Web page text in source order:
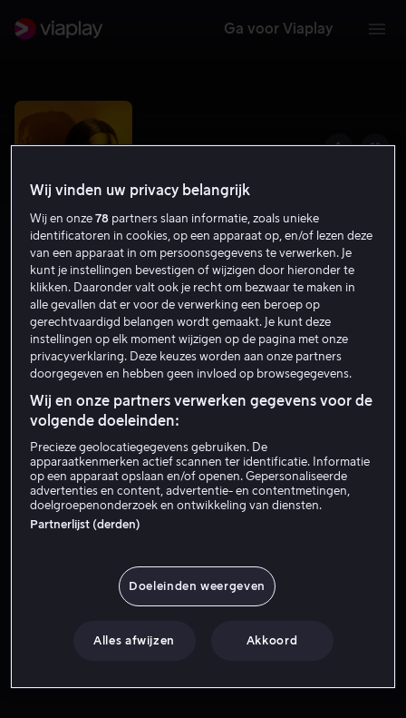
Ga voor Viaplay
Ida Takes Charge
6.2 Drama Komedie 2021 16
Probeer het nu
Bekijk de trailer
Ida studeert aan de universiteit van Oslo en ze maakt
Ida studeert aan de universiteit van Oslo en ze maakt
Aksel ontmoet, ontdekt ze dat hij een schietpartij
beraamt. Ida moet de leiding nemen.
Elli Müller Osborne Arthur Hakalahti
Wij vinden uw privacy belangrijk
Wij en onze78 partners slaan informatie, zoals unieke
identificatoren in cookies, op een apparaat op, en/of lezen deze
van een apparaat in om persoonsgegevens te verwerken. Je
kunt je instellingen bevestigen of wijzigen door hieronder te
klikken. Daaronder valt ook je recht om bezwaar te maken in
alle gevallen dat er voor de verwerking een beroep op
gerechtvaardigd belangen wordt gemaakt. Je kunt deze
instellingen op elk moment wijzigen op de pagina met onze
privacyverklaring. Deze keuzes worden aan onze partners
doorgegeven en hebben geen invloed op browsegegevens.
Wij en onze partners verwerken gegevens voor de
volgende doeleinden:
Precieze geolocatiegegevens gebruiken. De
apparaatkenmerken actief scannen ter identificatie. Informatie
op een apparaat opslaan en/of openen. Gepersonaliseerde
advertenties en content, advertentie- en contentmetingen,
doelgroepenonderzoek en ontwikkeling van diensten.
Partnerlijst (derden)
Doeleinden weergeven
Alles afwijzen Akkoord